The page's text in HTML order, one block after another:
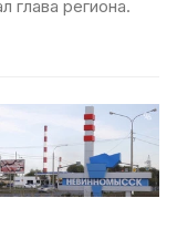
глава региона.